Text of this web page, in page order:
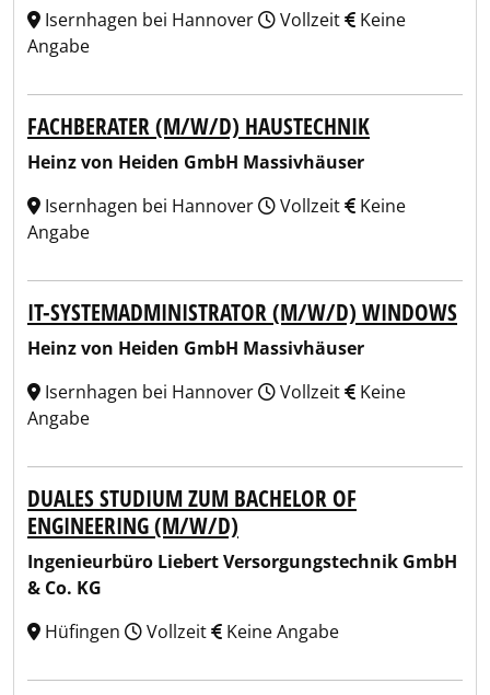
Isernhagen bei Hannover
Vollzeit
Keine
Angabe
FACHBERATER (M/W/D) HAUSTECHNIK
Heinz von Heiden GmbH Massivhäuser
Isernhagen bei Hannover
Vollzeit
Keine
Angabe
IT-SYSTEMADMINISTRATOR (M/W/D) WINDOWS
Heinz von Heiden GmbH Massivhäuser
Isernhagen bei Hannover
Vollzeit
Keine
Angabe
DUALES STUDIUM ZUM BACHELOR OF
ENGINEERING (M/W/D)
Ingenieurbüro Liebert Versorgungstechnik GmbH
& Co. KG
Hüfingen
Vollzeit Keine Angabe